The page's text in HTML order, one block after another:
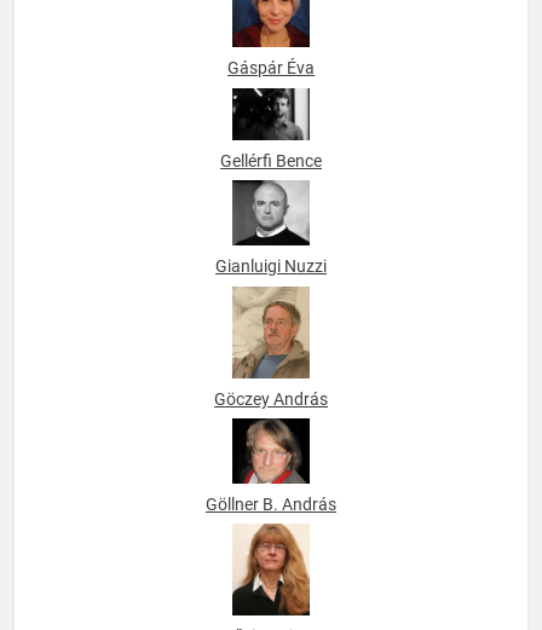
Gáspár Éva
Gellérfi Bence
Gianluigi Nuzzi
Göczey András
Göllner B. András